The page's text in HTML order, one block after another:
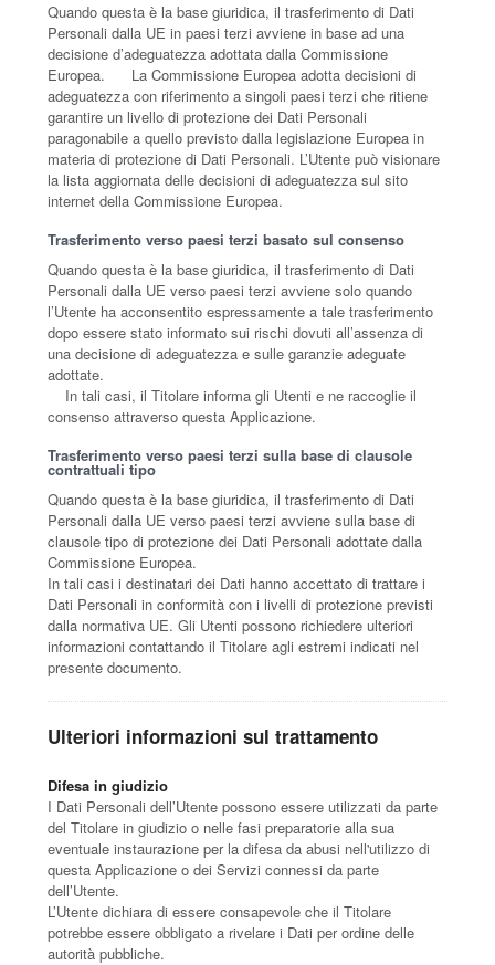
Quando questa è la base giuridica, il trasferimento di Dati
Personali dalla UE in paesi terzi avviene in base ad una
decisione d’adeguatezza adottata dalla Commissione
Europea. La Commissione Europea adotta decisioni di
adeguatezza con riferimento a singoli paesi terzi che ritiene
garantire un livello di protezione dei Dati Personali
paragonabile a quello previsto dalla legislazione Europea in
materia di protezione di Dati Personali. L’Utente può visionare
la lista aggiornata delle decisioni di adeguatezza sul sito
internet della Commissione Europea.
Trasferimento verso paesi terzi basato sul consenso
Quando questa è la base giuridica, il trasferimento di Dati
Personali dalla UE verso paesi terzi avviene solo quando
l’Utente ha acconsentito espressamente a tale trasferimento
dopo essere stato informato sui rischi dovuti all’assenza di
una decisione di adeguatezza e sulle garanzie adeguate
adottate.
In tali casi, il Titolare informa gli Utenti e ne raccoglie il
consenso attraverso questa Applicazione.
Trasferimento verso paesi terzi sulla base di clausole
contrattuali tipo
Quando questa è la base giuridica, il trasferimento di Dati
Personali dalla UE verso paesi terzi avviene sulla base di
clausole tipo di protezione dei Dati Personali adottate dalla
Commissione Europea.
In tali casi i destinatari dei Dati hanno accettato di trattare i
Dati Personali in conformità con i livelli di protezione previsti
dalla normativa UE. Gli Utenti possono richiedere ulteriori
informazioni contattando il Titolare agli estremi indicati nel
presente documento.
Ulteriori informazioni sul trattamento
Difesa in giudizio
I Dati Personali dell’Utente possono essere utilizzati da parte
del Titolare in giudizio o nelle fasi preparatorie alla sua
eventuale instaurazione per la difesa da abusi nell'utilizzo di
questa Applicazione o dei Servizi connessi da parte
dell’Utente.
L’Utente dichiara di essere consapevole che il Titolare
potrebbe essere obbligato a rivelare i Dati per ordine delle
autorità pubbliche.